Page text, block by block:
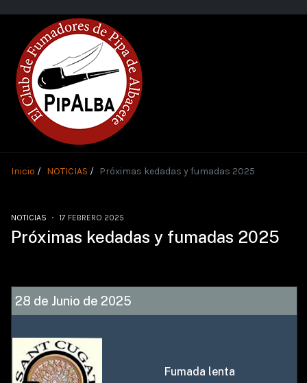
Inicio NOTICIAS Próximas kedadas y fumadas 2025
NOTICIAS 17 FEBRERO 2025
Próximas kedadas y fumadas 2025
28 de Junio de 2025
Fumada lenta